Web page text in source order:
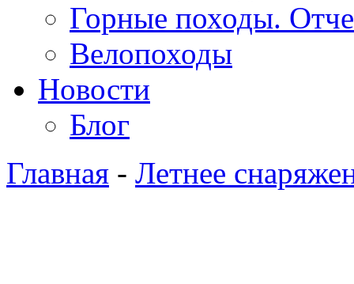
Горные походы.
Велопоходы
Новости
Блог
Главная - Летнее